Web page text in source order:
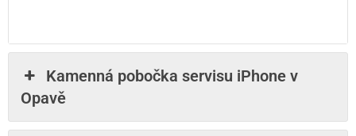
Kamenná pobočka servisu iPhone v
Opavě